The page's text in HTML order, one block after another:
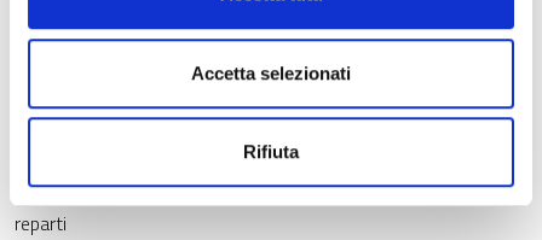
Accetta selezionati
Rifiuta
Case di Comunità e Ospedali di Comunità:
146 progetti conclusi o in fase di collaudo
· 100 mila pazienti presi in carico con almeno un servizio
ditelemedicina
Cartella Clinica Elettronica Regionale
gestione dei pazienti in 19 ASST, 44 Presidi ospedalieri e 804
reparti